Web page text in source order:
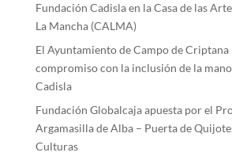
Fundación Cadisla en la Casa de las
La Mancha (CALMA)
El Ayuntamiento de Campo de Criptana
compromiso con la inclusión de la
Cadisla
Fundación Globalcaja apuesta por el
Argamasilla de Alba – Puerta de
Culturas